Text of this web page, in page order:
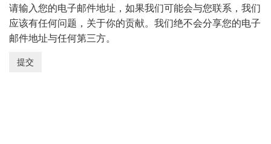
请输入您的电子邮件地址，如果我们可能会与您联系，我们
应该有任何问题，关于你的贡献。我们绝不会分享您的电子
邮件地址与任何第三方。